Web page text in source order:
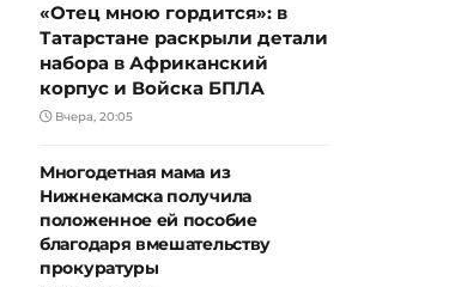
«Отец мною гордится»: в
Татарстане раскрыли детали
набора в Африканский
корпус и Войска БПЛА
Вчера, 20:05
Многодетная мама из
Нижнекамска получила
положенное ей пособие
благодаря вмешательству
прокуратуры